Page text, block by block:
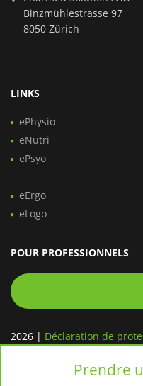
Prendre
Binzmühlestrasse 97
8050 Zürich
LINKS
ePhysio
eNutri
ePsyo
eErgo
eLogo
POUR PROFESSIONNELS
2026 | Déclaration de